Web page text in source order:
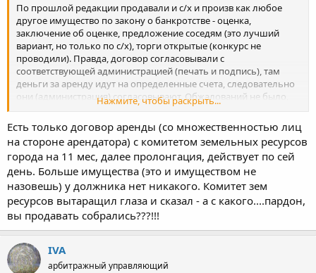
По прошлой редакции продавали и с/х и произв как любое
другое имущество по закону о банкротстве - оценка,
заключение об оценке, предложение соседям (это лучший
вариант, но только по с/х), торги открытые (конкурс не
проводили). Правда, договор согласовывали с
соответствующей администрацией (печать и подпись), там
деньги за аренду идут на определенные счета, следовательно
они (администрация) согласовывают. Обжалований не было,
банкротные судьи принимали хорошо.
Нажмите, чтобы раскрыть...
Есть только договор аренды (со множественностью лиц
на стороне арендатора) с комитетом земельных ресурсов
города на 11 мес, далее пролонгация, действует по сей
день. Больше имущества (это и имуществом не
назовешь) у должника нет никакого. Комитет зем
ресурсов вытаращил глаза и сказал - а с какого....пардон,
вы продавать собрались???!!!
IVA
арбитражный управляющий